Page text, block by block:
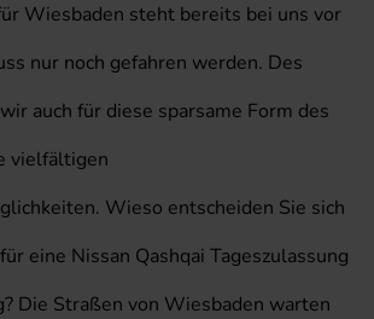
Wiesbaden steht bereits bei uns vor
nur noch gefahren werden. Des
auch für diese sparsame Form des
vielfältigen
Wieso entscheiden Sie sich
eine Nissan Qashqai Tageszulassung
Die Straßen von Wiesbaden warten